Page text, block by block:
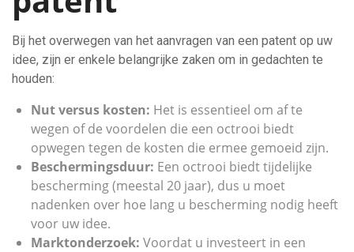
Bij het overwegen van het aanvragen van een patent op uw
idee, zijn er enkele belangrijke zaken om in gedachten te
houden:
Nut versus kosten: Het is essentieel om af te
wegen of de voordelen die een octrooi biedt
opwegen tegen de kosten die ermee gemoeid zijn.
Beschermingsduur: Een octrooi biedt tijdelijke
bescherming (meestal 20 jaar), dus u moet
nadenken over hoe lang u bescherming nodig heeft
voor uw idee.
Marktonderzoek: Voordat u investeert in een